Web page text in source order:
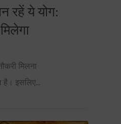
रहें ये योग:
मिलना
है। इसलिए…